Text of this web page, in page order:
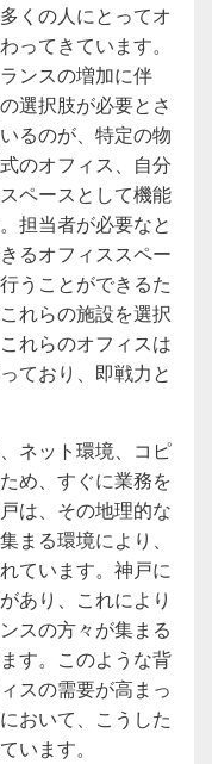
くの人にとってオ
ってきています。
ンスの増加に伴
選択肢が必要とさ
るのが、特定の物
のオフィス、自分
ペースとして機能
担当者が必要なと
るオフィススペー
うことができるた
れらの施設を選択
れらのオフィスは
ており、即戦力と
ネット環境、コピ
め、すぐに業務を
は、その地理的な
まる環境により、
ています。神戸に
あり、これにより
スの方々が集まる
す。このような背
スの需要が高まっ
おいて、こうした
います。